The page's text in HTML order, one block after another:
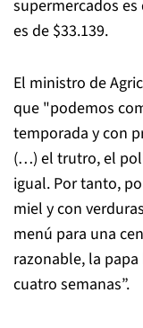
supermercados
es de $33.139.
El ministro de
que "podemos
temporada y con
(…) el trutro, el
igual. Por tanto,
miel y con
menú para una
razonable, la
cuatro semanas”.